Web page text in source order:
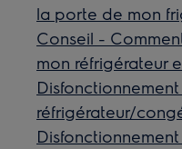
la porte de mon
Conseil -
mon réfrigérateur
réfrigérateur/